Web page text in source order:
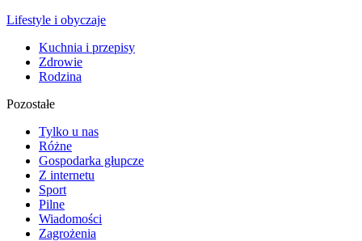
Lifestyle i obyczaje
Kuchnia i przepisy
Zdrowie
Rodzina
Pozostałe
Tylko u nas
Różne
Gospodarka głupcze
Z internetu
Sport
Pilne
Wiadomości
Zagrożenia